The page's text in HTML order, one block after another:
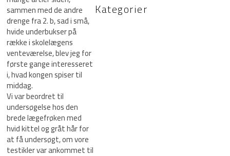
sammen med de andre
drenge fra 2. b, sad i små,
hvide underbukser på
række i skolelægens
venteværelse, blev jeg for
første gange interesseret
i, hvad kongen spiser til
middag.
Vi var beordret til
undersøgelse hos den
brede lægefrøken med
hvid kittel og gråt hår for
at få undersøgt, om vore
testikler var ankommet til
Kategorier